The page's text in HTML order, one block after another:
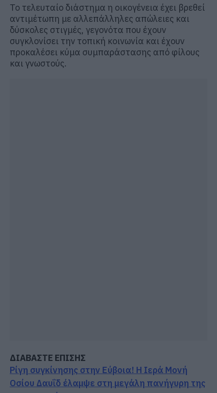
Το τελευταίο διάστημα η οικογένεια έχει βρεθεί
αντιμέτωπη με αλλεπάλληλες απώλειες και
δύσκολες στιγμές, γεγονότα που έχουν
συγκλονίσει την τοπική κοινωνία και έχουν
προκαλέσει κύμα συμπαράστασης από φίλους
και γνωστούς.
ΔΙΑΒΑΣΤΕ ΕΠΙΣΗΣ
Ρίγη συγκίνησης στην Εύβοια! Η Ιερά Μονή
Οσίου Δαυΐδ έλαμψε στη μεγάλη πανήγυρη της